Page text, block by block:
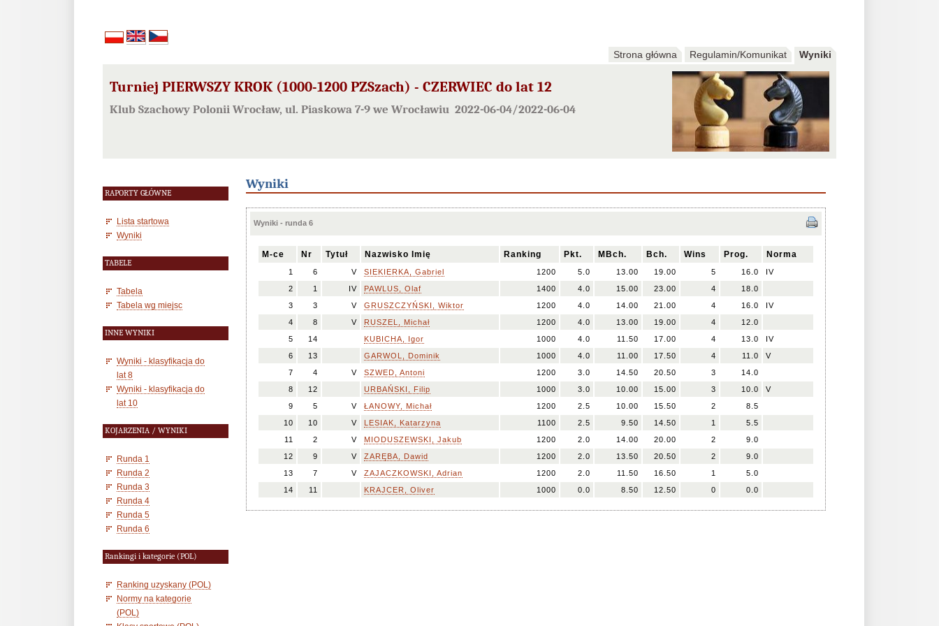
Strona główna Regulamin/Komunikat Wyniki
Turniej PIERWSZY KROK (1000-1200 PZSzach) - CZERWIEC do lat 12
Klub Szachowy Polonii Wrocław, ul. Piaskowa 7-9 we Wrocławiu 2022-06-04/2022-06-04
RAPORTY GŁÓWNE
Lista startowa
Wyniki
TABELE
Tabela
Tabela wg miejsc
INNE WYNIKI
Wyniki - klasyfikacja do
lat 8
Wyniki - klasyfikacja do
lat 10
KOJARZENIA / WYNIKI
Runda 1
Runda 2
Runda 3
Runda 4
Runda 5
Runda 6
Rankingi i kategorie (POL)
Ranking uzyskany (POL)
Normy na kategorie
(POL)
Wyniki
Wyniki - runda 6
M-ce Nr Tytuł Nazwisko Imię Ranking Pkt. MBch. Bch. Wins Prog. Norma
1 6 V SIEKIERKA, Gabriel 1200 5.0 13.00 19.00 5 16.0
IV
2
1 IV PAWLUS, Olaf 1400 4.0 15.00 23.00 4
18.0
3
3 V GRUSZCZYŃSKI, Wiktor 1200 4.0 14.00 21.00 4 16.0
IV
4
8 V RUSZEL, Michał 1200 4.0 13.00 19.00 4
12.0
5
14 KUBICHA, Igor 1000 4.0 11.50 17.00 4 13.0
IV
6
13 GARWOL, Dominik 1000 4.0 11.00 17.50 4 11.0
V
7
4 V SZWED, Antoni 1200 3.0 14.50 20.50 3
14.0
8
12 URBAŃSKI, Filip 1000 3.0 10.00 15.00 3 10.0
V
9
5 V ŁANOWY, Michał 1200 2.5 10.00 15.50 2
8.5
10
10 V LESIAK, Katarzyna 1100 2.5 9.50 14.50 1
5.5
11
2 V MIODUSZEWSKI, Jakub 1200 2.0 14.00 20.00 2
9.0
12
9 V ZARĘBA, Dawid 1200 2.0 13.50 20.50 2
9.0
13
7 V ZAJACZKOWSKI, Adrian 1200 2.0 11.50 16.50 1
5.0
14
11 KRAJCER, Oliver 1000 0.0 8.50 12.50 0 0.0